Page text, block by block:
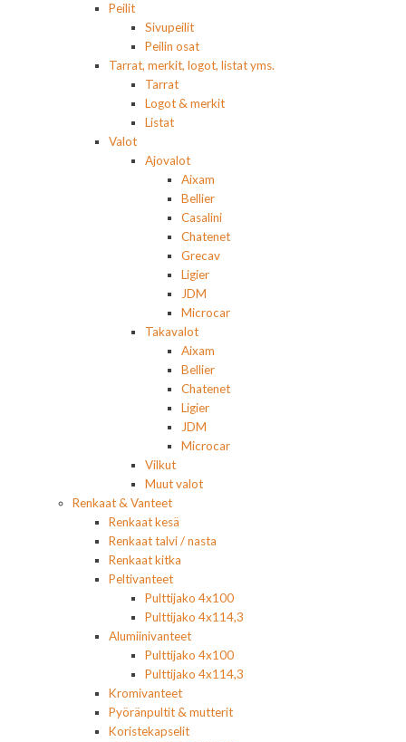
Peilit
Sivupeilit
Peilin osat
Tarrat, merkit, logot, listat yms.
Tarrat
Logot & merkit
Listat
Valot
Ajovalot
Aixam
Bellier
Casalini
Chatenet
Grecav
Ligier
JDM
Microcar
Takavalot
Aixam
Bellier
Chatenet
Ligier
JDM
Microcar
Vilkut
Muut valot
Renkaat & Vanteet
Renkaat kesä
Renkaat talvi / nasta
Renkaat kitka
Peltivanteet
Pulttijako 4x100
Pulttijako 4x114,3
Alumiinivanteet
Pulttijako 4x100
Pulttijako 4x114,3
Kromivanteet
Pyöränpultit & mutterit
Koristekapselit